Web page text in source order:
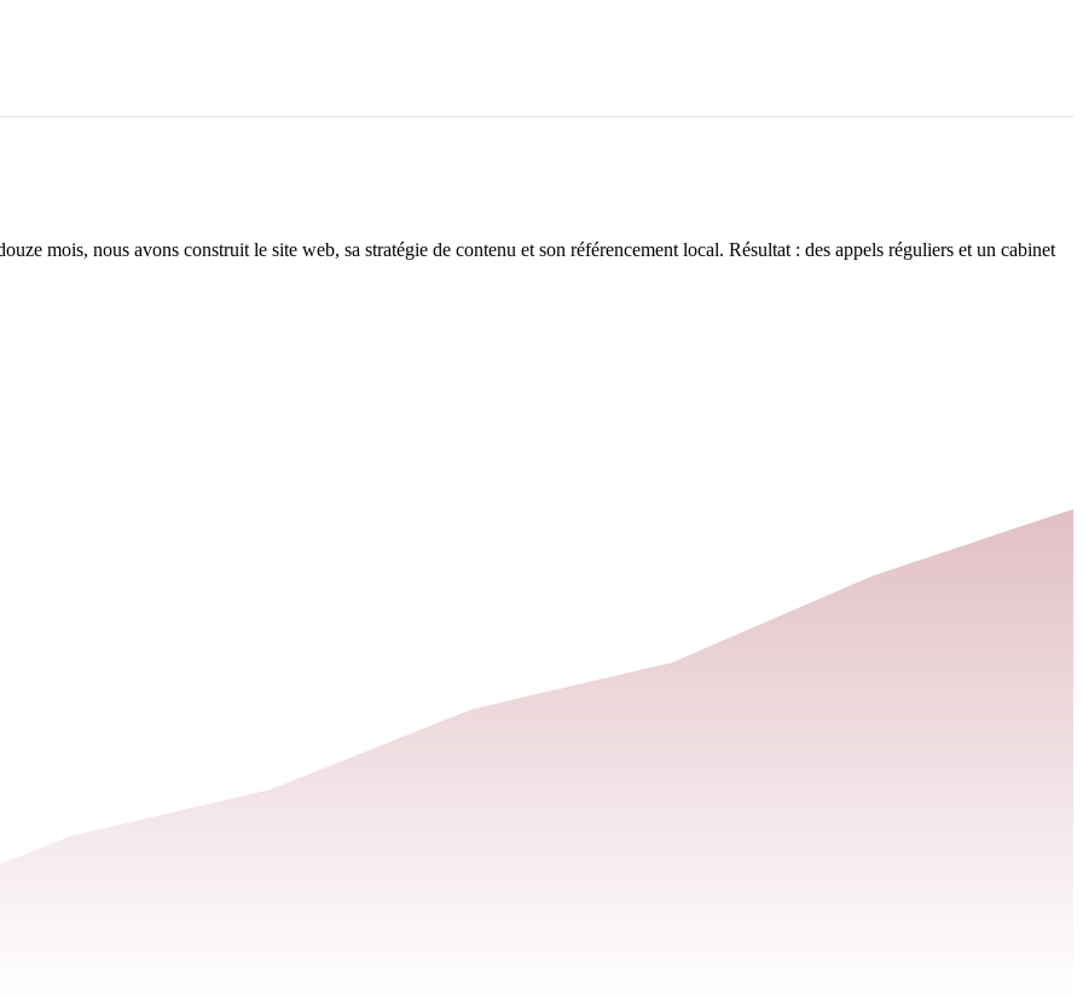
cabinet.
mois, nous avons construit le site web, sa stratégie de contenu et son référencement local. Résultat : des appels réguliers et un cabinet